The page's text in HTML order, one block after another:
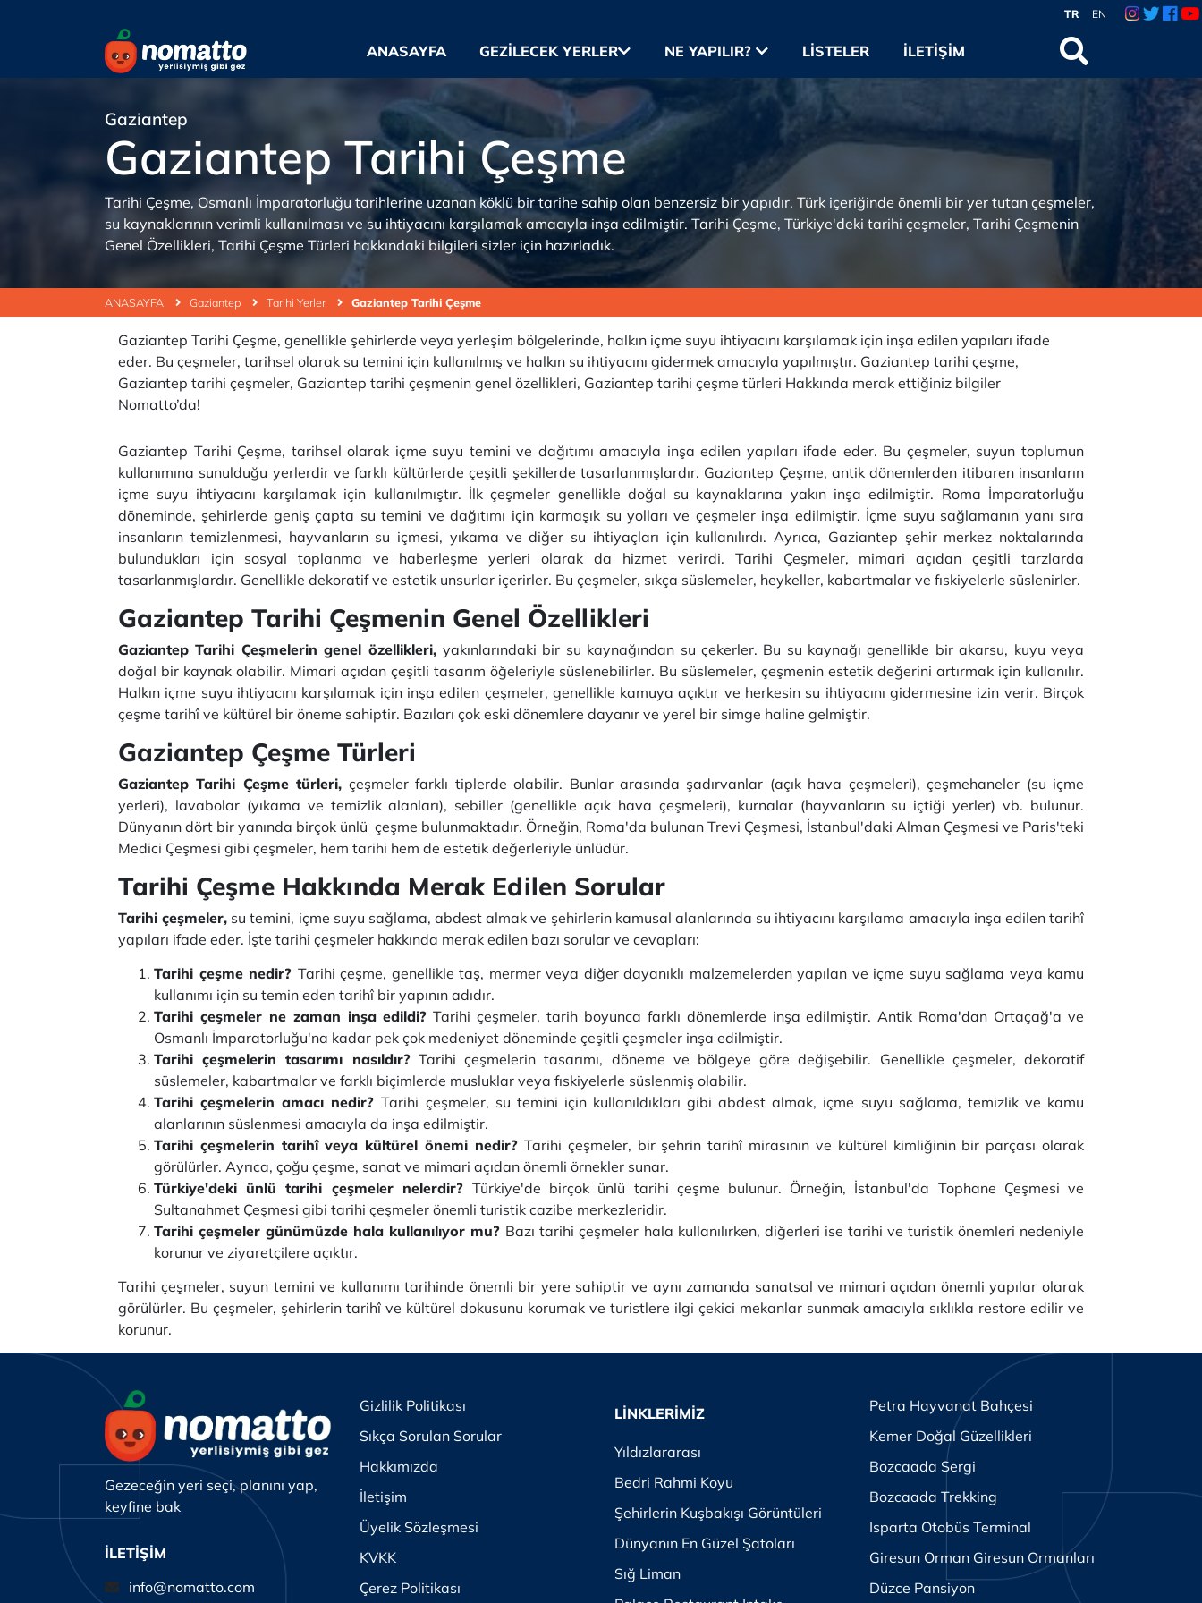
TR EN
ANASAYFA GEZILECEK YERLER NE YAPILIR? LISTELER İLETIŞIM
ANASAYFA Gaziantep Tarihi Yerler Gaziantep Tarihi Çeşme
Gaziantep
Gaziantep Tarihi Çeşme
Tarihi Çeşme, Osmanlı İmparatorluğu tarihlerine uzanan köklü bir tarihe sahip olan benzersiz bir yapıdır. Türk içeriğinde önemli bir yer tutan çeşmeler,
su kaynaklarının verimli kullanılması ve su ihtiyacını karşılamak amacıyla inşa edilmiştir. Tarihi Çeşme, Türkiye'deki tarihi çeşmeler, Tarihi Çeşmenin
Genel Özellikleri, Tarihi Çeşme Türleri hakkındaki bilgileri sizler için hazırladık.
Gaziantep Tarihi Çeşme, genellikle şehirlerde veya yerleşim bölgelerinde, halkın içme suyu ihtiyacını karşılamak için inşa edilen yapıları ifade
eder. Bu çeşmeler, tarihsel olarak su temini için kullanılmış ve halkın su ihtiyacını gidermek amacıyla yapılmıştır. Gaziantep tarihi çeşme,
Gaziantep tarihi çeşmeler, Gaziantep tarihi çeşmenin genel özellikleri, Gaziantep tarihi çeşme türleri Hakkında merak ettiğiniz bilgiler
Nomatto’da!
Gaziantep Tarihi Çeşme, tarihsel olarak içme suyu temini ve dağıtımı amacıyla inşa edilen yapıları ifade eder. Bu çeşmeler, suyun toplumun
kullanımına sunulduğu yerlerdir ve farklı kültürlerde çeşitli şekillerde tasarlanmışlardır. Gaziantep Çeşme, antik dönemlerden itibaren insanların
içme suyu ihtiyacını karşılamak için kullanılmıştır. İlk çeşmeler genellikle doğal su kaynaklarına yakın inşa edilmiştir. Roma İmparatorluğu
döneminde, şehirlerde geniş çapta su temini ve dağıtımı için karmaşık su yolları ve çeşmeler inşa edilmiştir. İçme suyu sağlamanın yanı sıra
insanların temizlenmesi, hayvanların su içmesi, yıkama ve diğer su ihtiyaçları için kullanılırdı. Ayrıca, Gaziantep şehir merkez noktalarında
bulundukları için sosyal toplanma ve haberleşme yerleri olarak da hizmet verirdi. Tarihi Çeşmeler, mimari açıdan çeşitli tarzlarda
tasarlanmışlardır. Genellikle dekoratif ve estetik unsurlar içerirler. Bu çeşmeler, sıkça süslemeler, heykeller, kabartmalar ve fıskiyelerle süslenirler.
Gaziantep Tarihi Çeşmenin Genel Özellikleri
Gaziantep Tarihi Çeşmelerin genel özellikleri, yakınlarındaki bir su kaynağından su çekerler. Bu su kaynağı genellikle bir akarsu, kuyu veya
doğal bir kaynak olabilir. Mimari açıdan çeşitli tasarım öğeleriyle süslenebilirler. Bu süslemeler, çeşmenin estetik değerini artırmak için kullanılır.
Halkın içme suyu ihtiyacını karşılamak için inşa edilen çeşmeler, genellikle kamuya açıktır ve herkesin su ihtiyacını gidermesine izin verir. Birçok
çeşme tarihî ve kültürel bir öneme sahiptir. Bazıları çok eski dönemlere dayanır ve yerel bir simge haline gelmiştir.
Gaziantep Çeşme Türleri
Gaziantep Tarihi Çeşme türleri, çeşmeler farklı tiplerde olabilir. Bunlar arasında şadırvanlar (açık hava çeşmeleri), çeşmehaneler (su içme
yerleri), lavabolar (yıkama ve temizlik alanları), sebiller (genellikle açık hava çeşmeleri), kurnalar (hayvanların su içtiği yerler) vb. bulunur.
Dünyanın dört bir yanında birçok ünlü çeşme bulunmaktadır. Örneğin, Roma'da bulunan Trevi Çeşmesi, İstanbul'daki Alman Çeşmesi ve Paris'teki
Medici Çeşmesi gibi çeşmeler, hem tarihi hem de estetik değerleriyle ünlüdür.
Tarihi Çeşme Hakkında Merak Edilen Sorular
Tarihi çeşmeler, su temini, içme suyu sağlama, abdest almak ve şehirlerin kamusal alanlarında su ihtiyacını karşılama amacıyla inşa edilen tarihî
yapıları ifade eder. İşte tarihi çeşmeler hakkında merak edilen bazı sorular ve cevapları:
Tarihi çeşme nedir? Tarihi çeşme, genellikle taş, mermer veya diğer dayanıklı malzemelerden yapılan ve içme suyu sağlama veya kamu
kullanımı için su temin eden tarihî bir yapının adıdır.
Tarihi çeşmeler ne zaman inşa edildi? Tarihi çeşmeler, tarih boyunca farklı dönemlerde inşa edilmiştir. Antik Roma'dan Ortaçağ'a ve
Osmanlı İmparatorluğu'na kadar pek çok medeniyet döneminde çeşitli çeşmeler inşa edilmiştir.
Tarihi çeşmelerin tasarımı nasıldır?Tarihi çeşmelerin tasarımı, döneme ve bölgeye göre değişebilir. Genellikle çeşmeler, dekoratif
süslemeler, kabartmalar ve farklı biçimlerde musluklar veya fıskiyelerle süslenmiş olabilir.
Tarihi çeşmelerin amacı nedir?Tarihi çeşmeler, su temini için kullanıldıkları gibi abdest almak, içme suyu sağlama, temizlik ve kamu
alanlarının süslenmesi amacıyla da inşa edilmiştir.
Tarihi çeşmelerin tarihî veya kültürel önemi nedir? Tarihi çeşmeler, bir şehrin tarihî mirasının ve kültürel kimliğinin bir parçası olarak
görülürler. Ayrıca, çoğu çeşme, sanat ve mimari açıdan önemli örnekler sunar.
Türkiye'deki ünlü tarihi çeşmeler nelerdir? Türkiye'de birçok ünlü tarihi çeşme bulunur. Örneğin, İstanbul'da Tophane Çeşmesi ve
Sultanahmet Çeşmesi gibi tarihi çeşmeler önemli turistik cazibe merkezleridir.
Tarihi çeşmeler günümüzde hala kullanılıyor mu? Bazı tarihi çeşmeler hala kullanılırken, diğerleri ise tarihi ve turistik önemleri nedeniyle
korunur ve ziyaretçilere açıktır.
Tarihi çeşmeler, suyun temini ve kullanımı tarihinde önemli bir yere sahiptir ve aynı zamanda sanatsal ve mimari açıdan önemli yapılar olarak
görülürler. Bu çeşmeler, şehirlerin tarihî ve kültürel dokusunu korumak ve turistlere ilgi çekici mekanlar sunmak amacıyla sıklıkla restore edilir ve
korunur.
Gezeceğin yeri seçi, planını yap,
keyfine bak
İLETİŞİM
info@nomatto.com
Gizlilik Politikası
Sıkça Sorulan Sorular
Hakkımızda
İletişim
Üyelik Sözleşmesi
KVKK
Çerez Politikası
LİNKLERİMİZ
Yıldızlararası
Bedri Rahmi Koyu
Şehirlerin Kuşbakışı Görüntüleri
Dünyanın En Güzel Şatoları
Sığ Liman
Petra Hayvanat Bahçesi
Kemer Doğal Güzellikleri
Bozcaada Sergi
Bozcaada Trekking
Isparta Otobüs Terminal
Giresun Orman Giresun Ormanları
Düzce Pansiyon